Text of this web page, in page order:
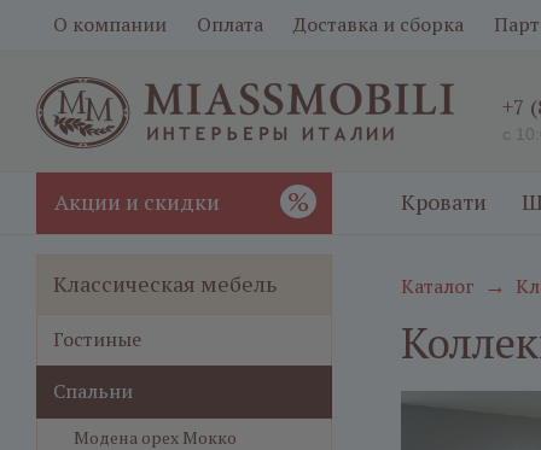
О компании Оплата Доставка и сборка
+7
с
Акции и скидки % Кровати
Каталог →
Классическая мебель
Гостиные
Спальни
Модена орех Мокко